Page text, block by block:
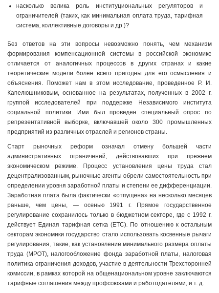
насколько велика роль институциональных регуляторов и
ограничителей (таких, как минимальная оплата труда, тарифная
система, коллективные договоры и др.)?
Без ответов на эти вопросы невозможно понять, чем механизм
формирования компенсационной системы в российской экономике
отличается от аналогичных процессов в других странах и какие
теоретические модели более всего пригодны для его осмысления и
объяснения. Поможет нам в этом исследование, проведенное Р. И.
Капелюшниковым, основанное на результатах, полученных в 2002 г.
группой исследователей при поддержке Независимого института
социальной политики. Ими был проведен специальный опрос по
репрезентативной выборке, включавшей около 300 промышленных
предприятий из различных отраслей и регионов страны.
Старт рыночных реформ означал отмену большей части
административных ограничений, действовавших при прежнем
экономическом режиме. Процесс установления цены труда стал
децентрализованным, рыночные агенты обрели самостоятельность при
определении уровня заработной платы и степени ее дифференциации.
Заработная плата была фактически «отпущена» на несколько месяцев
раньше, чем цены, — осенью 1991 г. Прямое государственное
регулирование сохранилось только в бюджетном секторе, где с 1992 г.
действует Единая тарифная сетка (ЕТС). По отношению к остальным
секторам экономики государство стало использовать косвенные рычаги
регулирования, такие, как установление минимального размера оплаты
труда (МРОТ), налогообложение фонда заработной платы, налоговая
политика ограничения доходов, участие в деятельности Трехсторонней
комиссии, в рамках которой на общенациональном уровне заключаются
тарифные соглашения между профсоюзами и работодателями, и т. д.